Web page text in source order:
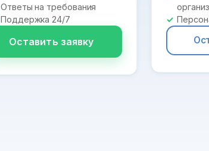
Ответы на требования
Поддержка 24/7
Оставить заявку